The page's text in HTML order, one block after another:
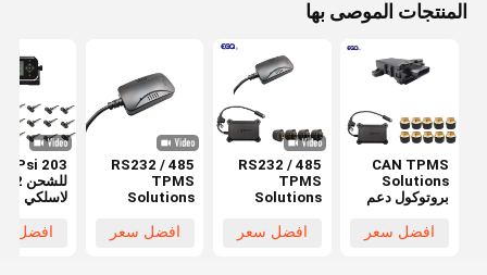
المنتجات الموصى بها
CAN TPMS
Solutions
بروتوكول دعم
بتنسيق 1939
افضل سعر
RS232 / 485
TPMS
Solutions
Interface
افضل سعر
RS232 / 485
TPMS
Solutions
Interface
افضل سعر افضل